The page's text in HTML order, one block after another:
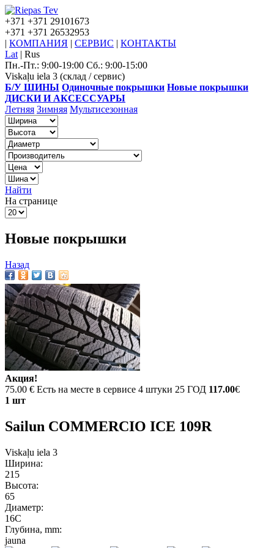
+371 +371 29101673
+371 +371 26532953
| КОМПАНИЯ | СЕРВИС | КОНТАКТЫ
Lat | Rus
Пн.-Пт.: 9:00-19:00 Сб.: 9:00-15:00
Viskaļu iela 3 (склад / сервис)
Б/У ШИНЫ Одиночные покрышки Новые покрышки
ДИСКИ И АКСЕССУАРЫ
Летняя Зимняя Мультисезонная
Найти
На странице
Новые покрышки
Назад
Акция!
75.00 € Есть на месте в сервисе 4 штуки 25 ГОД 117.00€
1 шт
Sailun COMMERCIO ICE 109R
Viskaļu iela 3
Ширина:
215
Высота:
65
Диаметр:
16C
Глубина, mm:
jauna